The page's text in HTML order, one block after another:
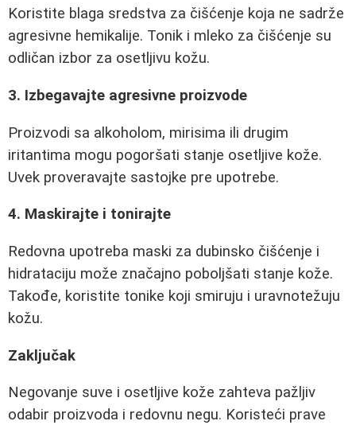
Koristite blaga sredstva za čišćenje koja ne sadrže
agresivne hemikalije. Tonik i mleko za čišćenje su
odličan izbor za osetljivu kožu.
3. Izbegavajte agresivne proizvode
Proizvodi sa alkoholom, mirisima ili drugim
iritantima mogu pogoršati stanje osetljive kože.
Uvek proveravajte sastojke pre upotrebe.
4. Maskirajte i tonirajte
Redovna upotreba maski za dubinsko čišćenje i
hidrataciju može značajno poboljšati stanje kože.
Takođe, koristite tonike koji smiruju i uravnotežuju
kožu.
Zaključak
Negovanje suve i osetljive kože zahteva pažljiv
odabir proizvoda i redovnu negu. Koristeći prave